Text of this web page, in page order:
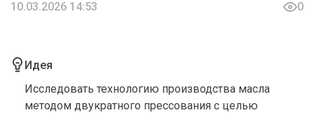
10.03.2026 14:53 0
Идея
Исследовать технологию производства масла
методом двукратного прессования с целью